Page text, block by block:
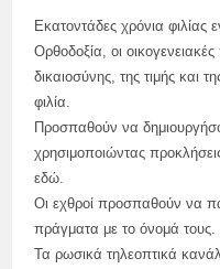
Εκατοντάδες χρόνια
Ορθοδοξία, οι
δικαιοσύνης, της τιμής και
φιλία.
Προσπαθούν να
χρησιμοποιώντας
εδώ.
Οι εχθροί προσπαθούν να
πράγματα με το όνομά τους.
Τα ρωσικά τηλεοπτικά